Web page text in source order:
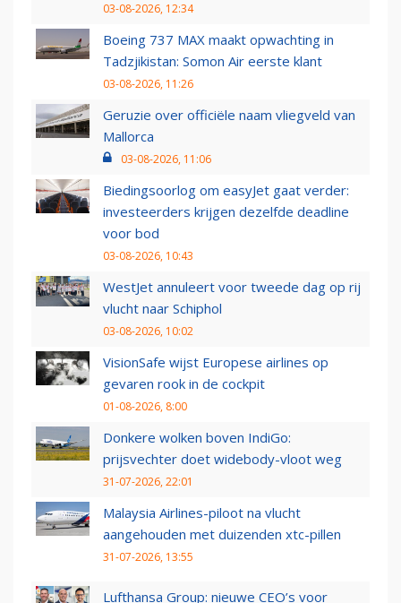
03-08-2026, 12:34
Boeing 737 MAX maakt opwachting in
Tadzjikistan: Somon Air eerste klant
03-08-2026, 11:26
Geruzie over officiële naam vliegveld van
Mallorca
03-08-2026, 11:06
Biedingsoorlog om easyJet gaat verder:
investeerders krijgen dezelfde deadline
voor bod
03-08-2026, 10:43
WestJet annuleert voor tweede dag op rij
vlucht naar Schiphol
03-08-2026, 10:02
VisionSafe wijst Europese airlines op
gevaren rook in de cockpit
01-08-2026, 8:00
Donkere wolken boven IndiGo:
prijsvechter doet widebody-vloot weg
31-07-2026, 22:01
Malaysia Airlines-piloot na vlucht
aangehouden met duizenden xtc-pillen
31-07-2026, 13:55
Lufthansa Group: nieuwe CEO’s voor